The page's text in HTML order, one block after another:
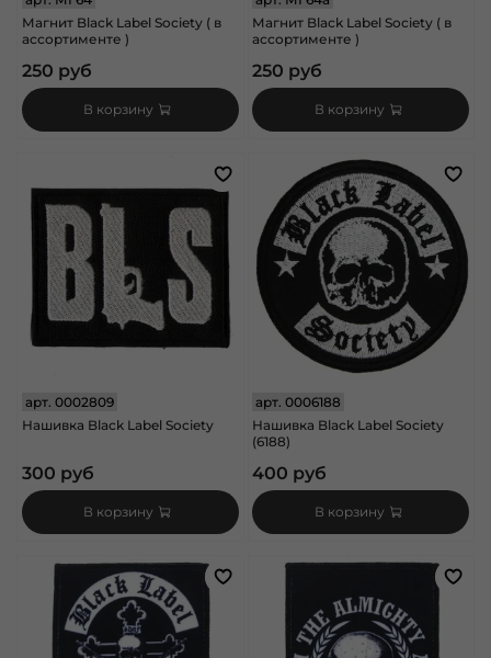
Магнит Black Label Society ( в
ассортименте )
250 руб
В корзину
Магнит Black Label Society ( в
ассортименте )
250 руб
В корзину
арт. 0002809
Нашивка Black Label Society
300 руб
В корзину
арт.0006188
Нашивка Black Label Society
(6188)
400 руб
В корзину